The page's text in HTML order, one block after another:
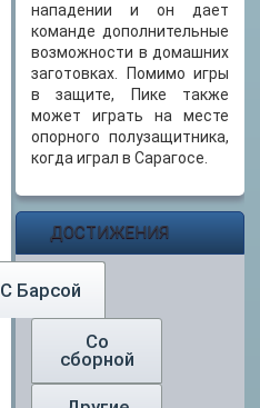
нападении и он дает
команде дополнительные
возможности в домашних
заготовках. Помимо игры
в защите, Пике также
может играть на месте
опорного полузащитника,
когда играл в Сарагосе.
ДОСТИЖЕНИЯ
С Барсой
Со
сборной